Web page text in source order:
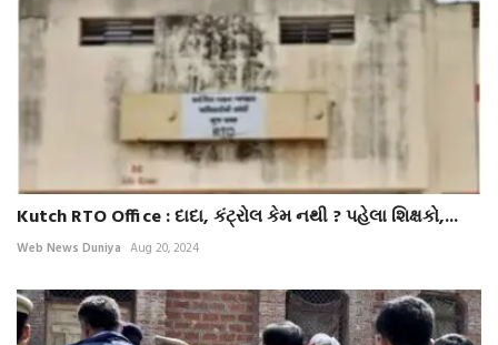
Kutch RTO Office : દાદા, કંટ્રોલ કેમ નથી ? પહેલા શિક્ષકો,...
Web News Duniya Aug 20, 2024